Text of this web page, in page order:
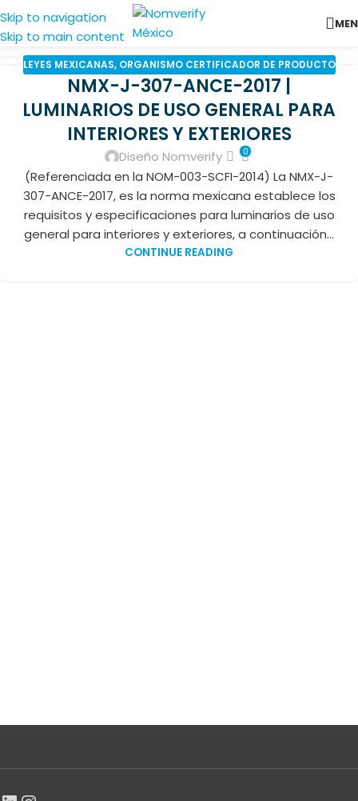
Skip to navigation
Skip to main content
19
LEYES MEXICANAS, ORGANISMO CERTIFICADOR DE PRODUCTO
NMX-J-307-ANCE-2017 |
LUMINARIOS DE USO GENERAL PARA
INTERIORES Y EXTERIORES
Diseño Nomverify 0
(Referenciada en la NOM-003-SCFI-2014) La NMX-J-
307-ANCE-2017, es la norma mexicana establece los
requisitos y especificaciones para luminarios de uso
general para interiores y exteriores, a continuación...
CONTINUE READING